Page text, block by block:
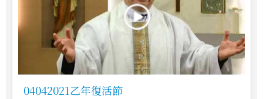
04042021乙年復活節